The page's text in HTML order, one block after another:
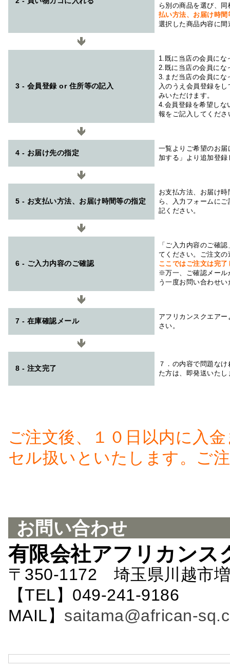
ら別の商品を選び、
払い方法、お届け時
選択した商品内容に
3 - 会員登録 or 住所等の記入
1.既に当店の会員にな
2.既に当店の会員にな
3.まだ当店の会員にな
入のうえ会員登録を
みいただけます。
4.会員登録を希望しな
報をご記入してくださ
4 - お届け先の指定
一覧よりご希望のお
加する」より追加登
5 - お支払い方法、お届け時間等の指定
お支払方法、お届け
ら、入力フォームに
記ください。
6 - ご入力内容のご確認
「ご入力内容のご確
てください。ご注文
ここではご注文は完
※万一、ご確認メール
う一度お問い合わせ
7 - 在庫確認メール
アフリカンスクエアー
さい。
8 - 注文完了
７．の内容で問題な
た方は、即発送いたし
ご注文後、１０日以内に入
セル扱いといたします。ご
お問い合わせ
有限会社アフリカンス
〒350-1172 埼玉県川越市
【TEL】049-241-
MAIL】 saitama@african-